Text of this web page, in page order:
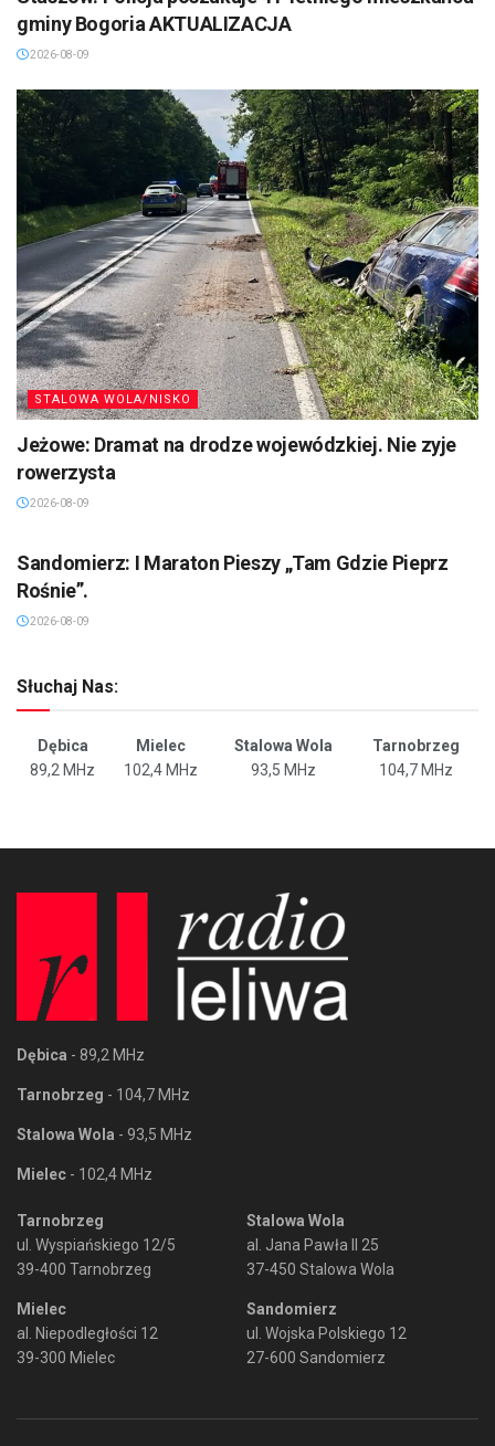
gminy Bogoria AKTUALIZACJA
2026-08-09
STALOWA WOLA/NISKO
Jeżowe: Dramat na drodze wojewódzkiej. Nie zyje
rowerzysta
2026-08-09
Sandomierz: I Maraton Pieszy „Tam Gdzie Pieprz
Rośnie”.
2026-08-09
Słuchaj Nas:
Dębica Mielec Stalowa Wola
Tarnobrzeg
89,2 MHz
102,4 MHz 93,5 MHz 104,7 MHz
Dębica - 89,2 MHz
Tarnobrzeg - 104,7 MHz
Stalowa Wola - 93,5 MHz
Mielec - 102,4 MHz
Tarnobrzeg
ul. Wyspiańskiego 12/5
39-400 Tarnobrzeg
Mielec
al. Niepodległości 12
39-300 Mielec
Stalowa Wola
al. Jana Pawła II 25
37-450 Stalowa Wola
Sandomierz
ul. Wojska Polskiego 12
27-600 Sandomierz